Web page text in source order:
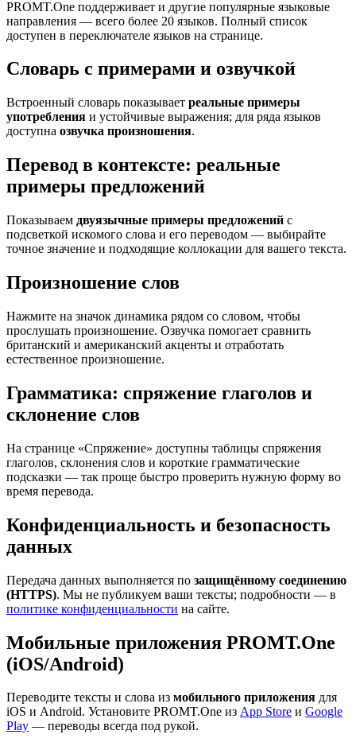
PROMT.One поддерживает и другие популярные языковые
направления — всего более 20 языков. Полный список
доступен в переключателе языков на странице.
Словарь с примерами и озвучкой
Встроенный словарь показывает реальные примеры
употребления и устойчивые выражения; для ряда языков
доступна озвучка произношения.
Перевод в контексте: реальные
примеры предложений
Показываем двуязычные примеры предложений с
подсветкой искомого слова и его переводом — выбирайте
точное значение и подходящие коллокации для вашего текста.
Произношение слов
Нажмите на значок динамика рядом со словом, чтобы
прослушать произношение. Озвучка помогает сравнить
британский и американский акценты и отработать
естественное произношение.
Грамматика: спряжение глаголов и
склонение слов
На странице «Спряжение» доступны таблицы спряжения
глаголов, склонения слов и короткие грамматические
подсказки — так проще быстро проверить нужную форму во
время перевода.
Конфиденциальность и безопасность
данных
Передача данных выполняется по защищённому соединению
(HTTPS). Мы не публикуем ваши тексты; подробности — в
политике конфиденциальности на сайте.
Мобильные приложения PROMT.One
(iOS/Android)
Переводите тексты и слова из мобильного приложения для
iOS и Android. Установите PROMT.One из App Store и Google
Play — переводы всегда под рукой.